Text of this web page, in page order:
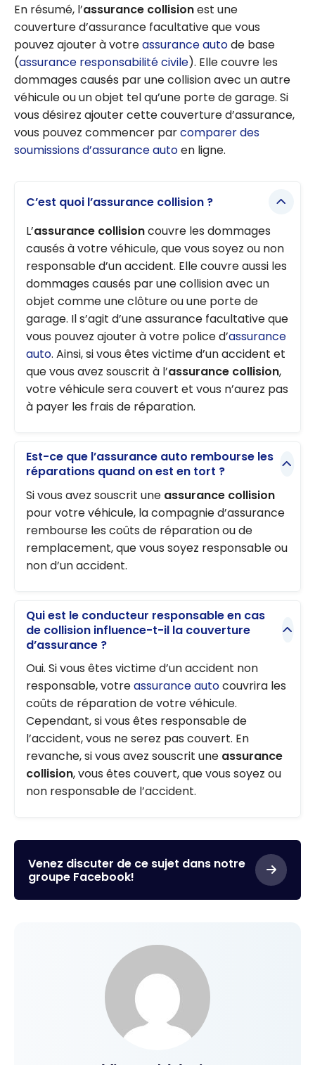
En résumé, l’assurance collisionest une
couverture d’assurance facultative que vous
pouvez ajouter à votreassurance autode base
(assurance responsabilité civile). Elle couvre les
dommages causés par une collision avec un autre
véhicule ou un objet tel qu’une porte de garage. Si
vous désirez ajouter cette couverture d’assurance,
vous pouvez commencer parcomparer des
soumissions d’assurance autoen ligne.
C’est quoi l’assurance collision ?
L’assurance collisioncouvre les dommages
causés à votre véhicule, que vous soyez ou non
responsable d’un accident. Elle couvre aussi les
dommages causés par une collision avec un
objet comme une clôture ou une porte de
garage. Il s’agit d’une assurance facultative que
vous pouvez ajouter à votre police d’assurance
auto. Ainsi, si vous êtes victime d’un accident et
que vous avez souscrit à l’assurance collision,
votre véhicule sera couvert et vous n’aurez pas
à payer les frais de réparation.
Est-ce que l’assurance auto rembourse les
réparations quand on est en tort ?
Si vous avez souscrit une assurance collision
pour votre véhicule, la compagnie d’assurance
rembourse les coûts de réparation ou de
remplacement, que vous soyez responsable ou
non d’un accident.
Qui est le conducteur responsable en cas
de collision influence-t-il la couverture
d’assurance ?
Oui. Si vous êtes victime d’un accident non
responsable, votreassurance autocouvrira les
coûts de réparation de votre véhicule.
Cependant, si vous êtes responsable de
l’accident, vous ne serez pas couvert. En
revanche, si vous avez souscrit une assurance
collision, vous êtes couvert, que vous soyez ou
non responsable de l’accident.
Venez discuter de ce sujet dans notre
groupe Facebook!